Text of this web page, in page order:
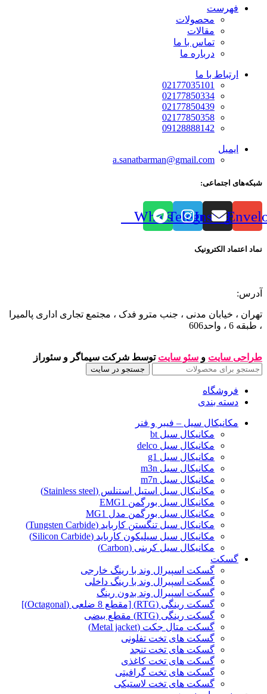
فهرست
محصولات
مقالات
تماس با ما
درباره ما
ارتباط با ما
02177035101
02177850334
02177850439
02177850358
09128888142
ایمیل
a.sanatbarman@gmail.com
شبکه‌های اجتماعی:
Instagram
Telegram
Whatsapp
نماد اعتماد الکترونیک
آدرس:
تهران ، خیابان مدنی ، جنب مترو فدک ، مجتمع تجاری اداری پالمیرا
، طبقه 6 ، واحد606
طراحی سایت و سئو سایت توسط شرکت سیماگر و سئوراز
جستجو در سایت
فروشگاه
دسته بندی
مکانیکال سیل – فیبر و فنر
مکانیکال سیل bt
مکانیکال سیل delco
مکانیکال سیل g1
مکانیکال سیل m3n
مکانیکال سیل m7n
مکانیکال سیل استیل استنلس (Stainless steel)
مکانیکال سیل بورگمن EMG1
مکانیکال سیل بورگمن مدل MG1
مکانیکال سیل تنگستن کارباید (Tungsten Carbide)
مکانیکال سیل سیلیکون کارباید (Silicon Carbide)
مکانیکال سیل کربنی (Carbon)
گسکت
گسکت اسپیرال وند با رینگ خارجی
گسکت اسپیرال وند با رینگ داخلی
گسکت اسپیرال وند بدون رینگ
گسکت رینگی (RTG) [مقطع 8 ضلعی (Octagonal)]
گسکت رینگی (RTG) مقطع بیضی
گسکت متال جکت (Metal jacket)
گسکت های تخت تفلونی
گسکت های تخت تنجد
گسکت های تخت کاغذی
گسکت های تخت گرافیتی
گسکت های تخت لاستیکی